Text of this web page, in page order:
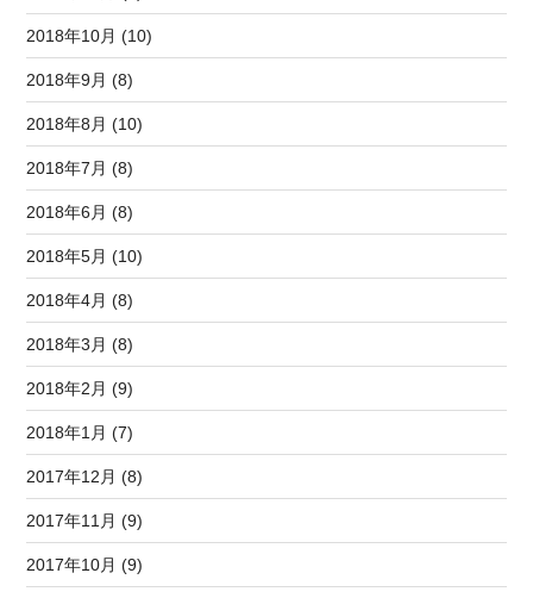
2018年10月 (10)
2018年9月 (8)
2018年8月 (10)
2018年7月 (8)
2018年6月 (8)
2018年5月 (10)
2018年4月 (8)
2018年3月 (8)
2018年2月 (9)
2018年1月 (7)
2017年12月 (8)
2017年11月 (9)
2017年10月 (9)